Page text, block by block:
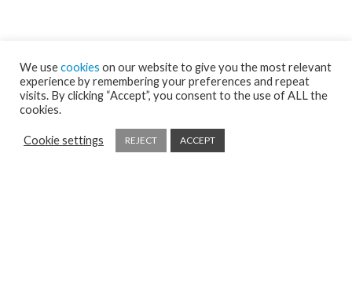
We usecookies on our website to give you the most relevant
experience by remembering your preferences and repeat
visits. By clicking “Accept”, you consent to the use of ALL the
cookies.
Cookie settings REJECT ACCEPT